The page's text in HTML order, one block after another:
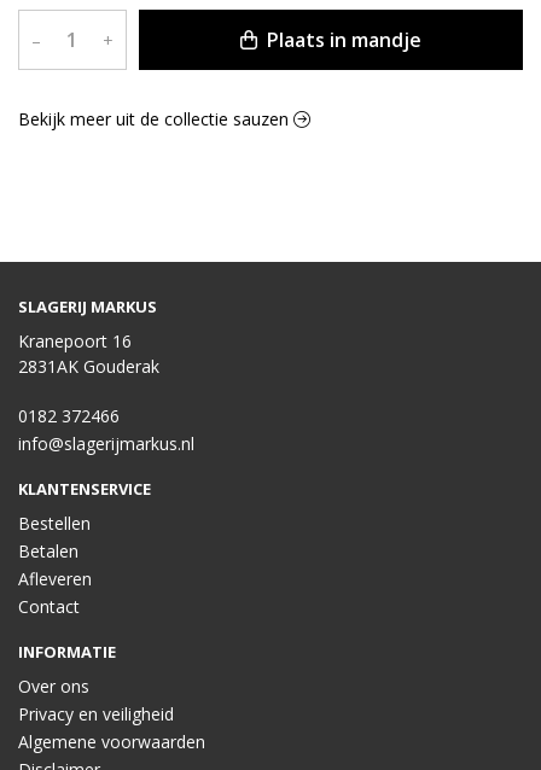
– + Plaats in mandje
Bekijk meer uit de collectie sauzen
SLAGERIJ MARKUS
Kranepoort 16
2831AK Gouderak
0182 372466
info@slagerijmarkus.nl
KLANTENSERVICE
Bestellen
Betalen
Afleveren
Contact
INFORMATIE
Over ons
Privacy en veiligheid
Algemene voorwaarden